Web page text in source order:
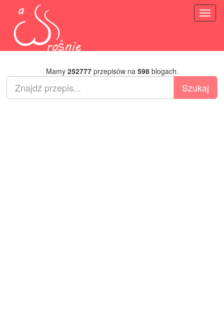
Mamy 252777przepisów na 598blogach.